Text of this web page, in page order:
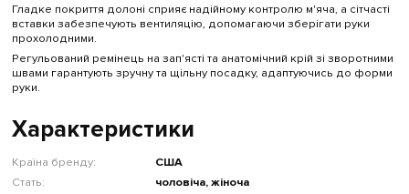
Гладке покриття долоні сприяє надійному контролю м'яча, а сітчасті
вставки забезпечують вентиляцію, допомагаючи зберігати руки
прохолодними.
Регульований ремінець на зап'ясті та анатомічний крій зі зворотними
швами гарантують зручну та щільну посадку, адаптуючись до форми
руки.
Характеристики
Країна бренду:
США
Стать:
чоловіча, жіноча